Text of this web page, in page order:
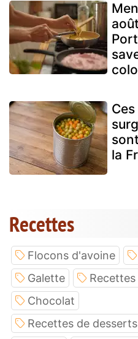
la
Recettes
Flocons d'avoine
Galette
Chocolat
Recettes de